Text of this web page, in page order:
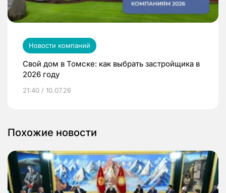
Новости компаний
Свой дом в Томске: как выбрать застройщика в
2026 году
21:40 / 10.07.26
Похожие новости